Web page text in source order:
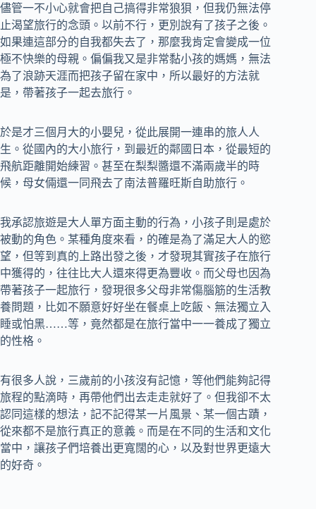
儘管一不小心就會把自己搞得非常狼狽，但我仍無法停
止渴望旅行的念頭。以前不行，更別說有了孩子之後。
如果連這部分的自我都失去了，那麼我肯定會變成一位
極不快樂的母親。偏偏我又是非常黏小孩的媽媽，無法
為了浪跡天涯而把孩子留在家中，所以最好的方法就
是，帶著孩子一起去旅行。
於是才三個月大的小嬰兒，從此展開一連串的旅人人
生。從國內的大小旅行，到最近的鄰國日本，從最短的
飛航距離開始練習。甚至在梨梨醬還不滿兩歲半的時
候，母女倆還一同飛去了南法普羅旺斯自助旅行。
我承認旅遊是大人單方面主動的行為，小孩子則是處於
被動的角色。某種角度來看，的確是為了滿足大人的慾
望，但等到真的上路出發之後，才發現其實孩子在旅行
中獲得的，往往比大人還來得更為豐收。而父母也因為
帶著孩子一起旅行，發現很多父母非常傷腦筋的生活教
養問題，比如不願意好好坐在餐桌上吃飯、無法獨立入
睡或怕黑……等，竟然都是在旅行當中一一養成了獨立
的性格。
有很多人說，三歲前的小孩沒有記憶，等他們能夠記得
旅程的點滴時，再帶他們出去走走就好了。但我卻不太
認同這樣的想法，記不記得某一片風景、某一個古蹟，
從來都不是旅行真正的意義。而是在不同的生活和文化
當中，讓孩子們培養出更寬闊的心，以及對世界更遠大
的好奇。